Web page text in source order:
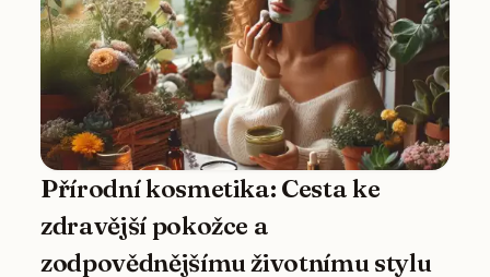
Přírodní kosmetika: Cesta ke
zdravější pokožce a
zodpovědnějšímu životnímu stylu